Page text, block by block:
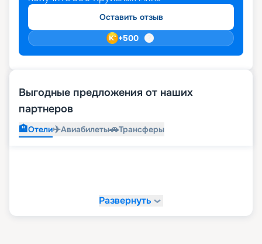
бронировать места лучше заранее.
Оставить отзыв
+500
Выгодные предложения от наших
партнеров
🏨Отели✈️Авиабилеты🚗Трансферы
Развернуть